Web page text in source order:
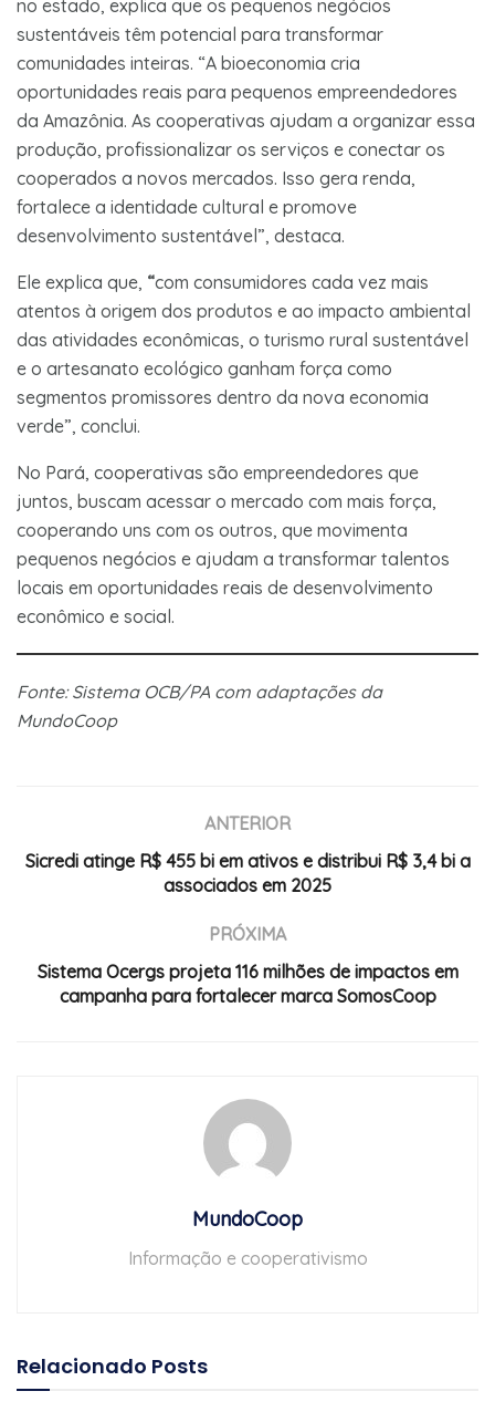
no estado, explica que os pequenos negócios
sustentáveis têm potencial para transformar
comunidades inteiras. “A bioeconomia cria
oportunidades reais para pequenos empreendedores
da Amazônia. As cooperativas ajudam a organizar essa
produção, profissionalizar os serviços e conectar os
cooperados a novos mercados. Isso gera renda,
fortalece a identidade cultural e promove
desenvolvimento sustentável”, destaca.
Ele explica que, “com consumidores cada vez mais
atentos à origem dos produtos e ao impacto ambiental
das atividades econômicas, o turismo rural sustentável
e o artesanato ecológico ganham força como
segmentos promissores dentro da nova economia
verde”, conclui.
No Pará, cooperativas são empreendedores que
juntos, buscam acessar o mercado com mais força,
cooperando uns com os outros, que movimenta
pequenos negócios e ajudam a transformar talentos
locais em oportunidades reais de desenvolvimento
econômico e social.
Fonte: Sistema OCB/PA com adaptações da
MundoCoop
ANTERIOR
Sicredi atinge R$ 455 bi em ativos e distribui R$ 3,4 bi a
associados em 2025
PRÓXIMA
Sistema Ocergs projeta 116 milhões de impactos em
campanha para fortalecer marca SomosCoop
MundoCoop
Informação e cooperativismo
Relacionado Posts